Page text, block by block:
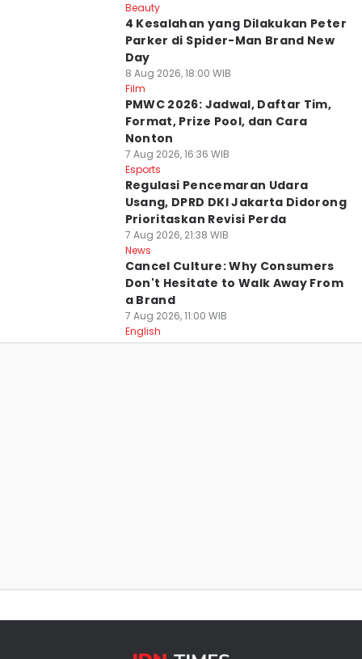
Beauty
4 Kesalahan yang Dilakukan Peter
Parker di Spider-Man Brand New
Day
8 Aug 2026, 18:00 WIB
Film
PMWC 2026: Jadwal, Daftar Tim,
Format, Prize Pool, dan Cara
Nonton
7 Aug 2026, 16:36 WIB
Esports
Regulasi Pencemaran Udara
Usang, DPRD DKI Jakarta Didorong
Prioritaskan Revisi Perda
7 Aug 2026, 21:38 WIB
News
Cancel Culture: Why Consumers
Don't Hesitate to Walk Away From
a Brand
7 Aug 2026, 11:00 WIB
English